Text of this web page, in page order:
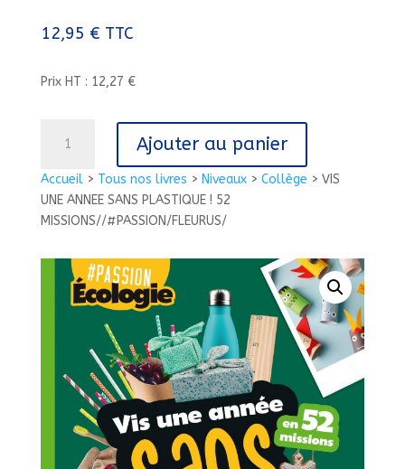
Accueil> Tous nos livres > Niveaux> Collège > VIS
UNE ANNEE SANS PLASTIQUE ! 52
MISSIONS//#PASSION/FLEURUS/
12,95 € TTC
Prix HT : 12,27 €
VIS
UNE
ANNEE
MISSIONS//#PASSION/FLEURUS/
Ajouter au panier